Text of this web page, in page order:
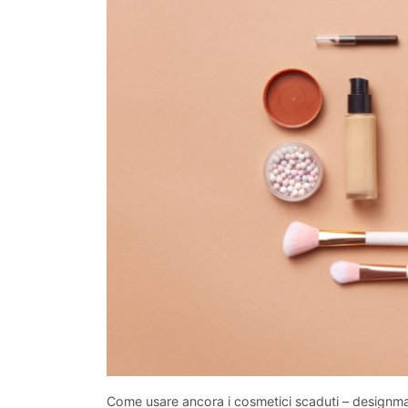
Come usare ancora i cosmetici scaduti –